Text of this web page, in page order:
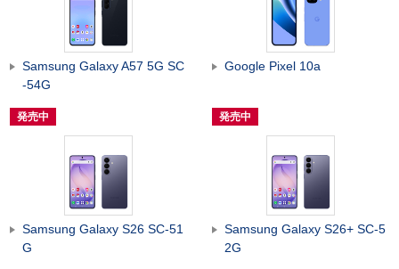
Samsung Galaxy A57 5G SC
-54G
発売中
Google Pixel 10a
発売中
Samsung Galaxy S26 SC-51
G
Samsung Galaxy S26+ SC-5
2G